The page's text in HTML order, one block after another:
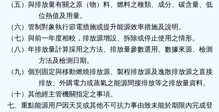
（五）與排放量有關之原（物）料、燃料之種類、成分、碳含量、低
位熱值及用量。
（六）管制對象執行節電措施或提升能源效率措施及說明。
（七）與前一年度相較，排放源增設、拆除或停止使用之情形。
（八）年排放量計算採用之方法、排放量參數選用、數據來源、檢測
方法及檢測日期。
（九）個別固定與移動燃燒排放源、製程排放源及逸散排放源之直接
排放、外購電力或蒸氣之能源間接排放等之排放量資料。
（十）其他經主管機關指定之事項。
七、重點能源用戶因天災或其他不可抗力事由致未能於期限內完成登